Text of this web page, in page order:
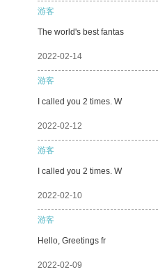
游客
The world's best fantas
2022-02-14
游客
I called you 2 times. W
2022-02-12
游客
I called you 2 times. W
2022-02-10
游客
Hello, Greetings fr
2022-02-09